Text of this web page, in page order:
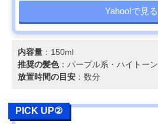
Yahoo!で見る
内容量 ：150ml
推奨の髪色：パープル系・ハイトーン
放置時間の目安 ：数分
PICK UP②